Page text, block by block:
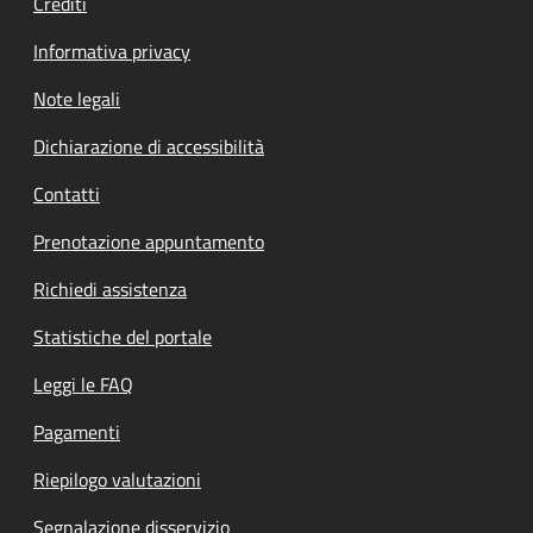
Informativa privacy
Note legali
Dichiarazione di accessibilità
Contatti
Prenotazione appuntamento
Richiedi assistenza
Statistiche del portale
Leggi le FAQ
Pagamenti
Riepilogo valutazioni
Segnalazione disservizio